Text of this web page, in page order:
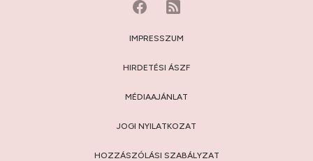
IMPRESSZUM
HIRDETÉSI ÁSZF
MÉDIAAJÁNLAT
JOGI NYILATKOZAT
HOZZÁSZÓLÁSI SZABÁLYZAT